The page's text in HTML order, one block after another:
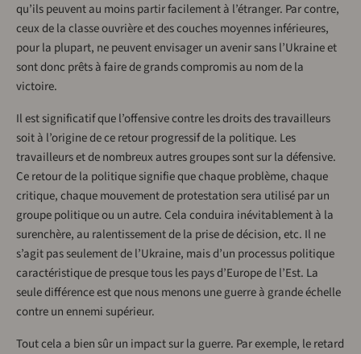
qu’ils peuvent au moins partir facilement à l’étranger. Par contre,
ceux de la classe ouvrière et des couches moyennes inférieures,
pour la plupart, ne peuvent envisager un avenir sans l’Ukraine et
sont donc prêts à faire de grands compromis au nom de la
victoire.
Il est significatif que l’offensive contre les droits des travailleurs
soit à l’origine de ce retour progressif de la politique. Les
travailleurs et de nombreux autres groupes sont sur la défensive.
Ce retour de la politique signifie que chaque problème, chaque
critique, chaque mouvement de protestation sera utilisé par un
groupe politique ou un autre. Cela conduira inévitablement à la
surenchère, au ralentissement de la prise de décision, etc. Il ne
s’agit pas seulement de l’Ukraine, mais d’un processus politique
caractéristique de presque tous les pays d’Europe de l’Est. La
seule différence est que nous menons une guerre à grande échelle
contre un ennemi supérieur.
Tout cela a bien sûr un impact sur la guerre. Par exemple, le retard